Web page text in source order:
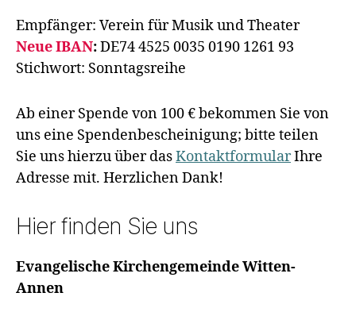
Empfänger: Verein für Musik und Theater
Neue IBAN:DE74 4525 0035 0190 1261 93
Stichwort: Sonntagsreihe
Ab einer Spende von 100 € bekommen Sie von
uns eine Spendenbescheinigung; bitte teilen
Sie uns hierzu über dasKontaktformularIhre
Adresse mit. Herzlichen Dank!
Hier finden Sie uns
Evangelische Kirchengemeinde Witten-
Annen